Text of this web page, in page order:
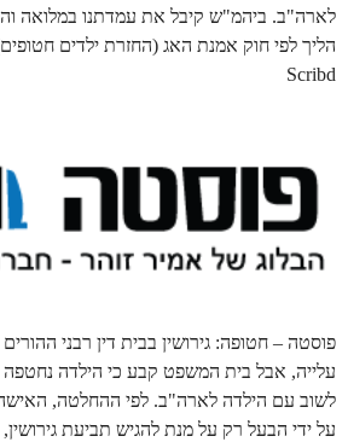
לארה"ב. ביהמ"ש קיבל את עמדתנו במלואה
Scribd
פוסטה – חטופה: גירושין בבית דין רבני
עלייה, אבל בית המשפט קבע כי הילדה נחטפה
לשוב עם הילדה לארה"ב. לפי ההחלטה,
על ידי הבעל רק על מנת להגיש תביעת